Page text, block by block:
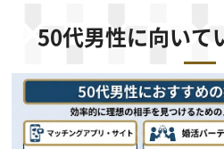
50代男性に向いて